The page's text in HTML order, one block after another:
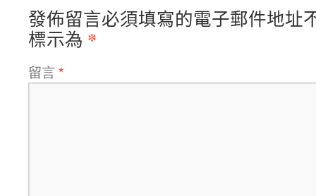
發佈留言必須填寫的電子郵件地址
標示為 *
留言 *